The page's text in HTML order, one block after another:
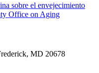
sobre el envejecimiento
Office on Aging
MD 20678